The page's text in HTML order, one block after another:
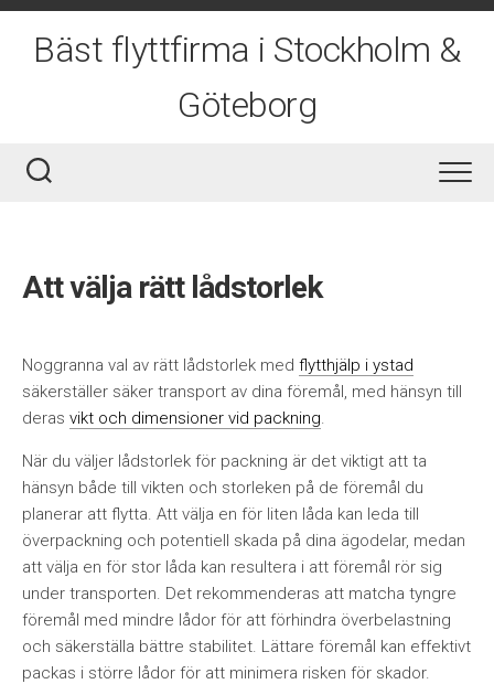
Skip
contentBäst flyttfirma i Stockholm &
Göteborg
Att välja rätt lådstorlek
Noggranna val av rätt lådstorlek med flytthjälp i ystad
säkerställer säker transport av dina föremål, med hänsyn till
deras vikt och dimensioner vid packning.
När du väljer lådstorlek för packning är det viktigt att ta
hänsyn både till vikten och storleken på de föremål du
planerar att flytta. Att välja en för liten låda kan leda till
överpackning och potentiell skada på dina ägodelar, medan
att välja en för stor låda kan resultera i att föremål rör sig
under transporten. Det rekommenderas att matcha tyngre
föremål med mindre lådor för att förhindra överbelastning
och säkerställa bättre stabilitet. Lättare föremål kan effektivt
packas i större lådor för att minimera risken för skador.